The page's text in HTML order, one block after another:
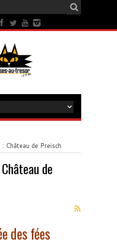
: Château de Preisch
Château de
des fées